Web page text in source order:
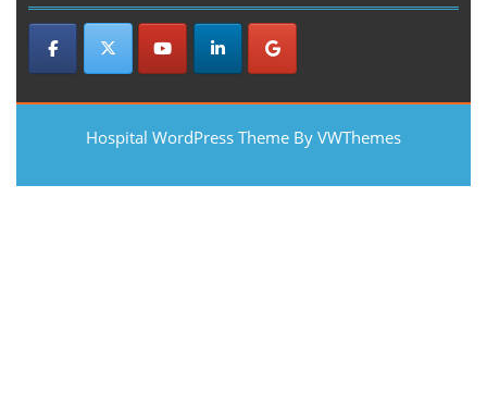
Hospital WordPress Theme By VWThemes
Scroll